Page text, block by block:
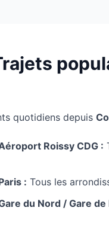
quotidiens depuis
Roissy CDG :
: Tous les
du Nord / Gare de